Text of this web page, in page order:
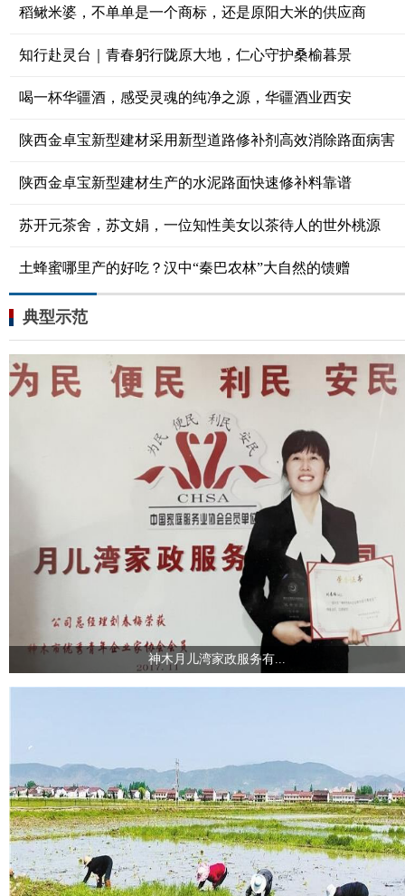
稻鳅米婆，不单单是一个商标，还是原阳大米的供应商
知行赴灵台｜青春躬行陇原大地，仁心守护桑榆暮景
喝一杯华疆酒，感受灵魂的纯净之源，华疆酒业西安
陕西金卓宝新型建材采用新型道路修补剂高效消除路面病害
陕西金卓宝新型建材生产的水泥路面快速修补料靠谱
苏开元茶舍，苏文娟，一位知性美女以茶待人的世外桃源
土蜂蜜哪里产的好吃？汉中“秦巴农林”大自然的馈赠
典型示范
神木月儿湾家政服务有...